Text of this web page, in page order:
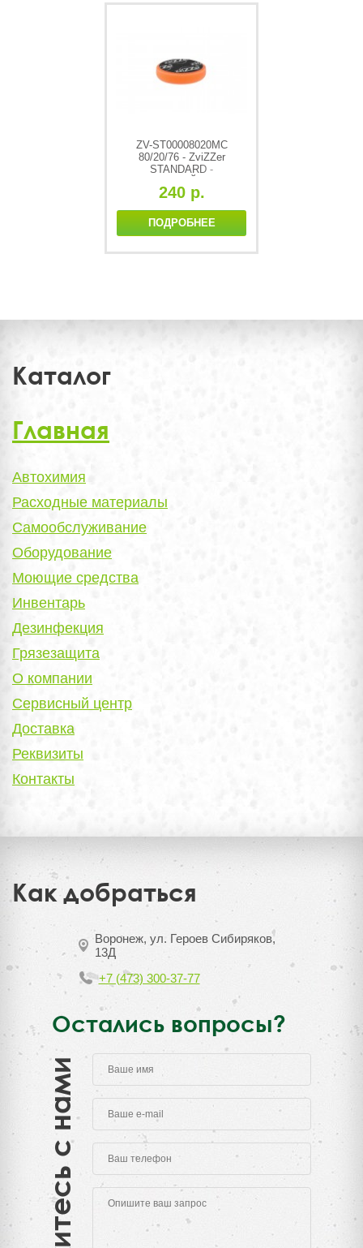
ZV-ST00008020MC
80/20/76 - ZviZZer
STANDARD -
(одношаговый) полир. круг
[medium]
240 р.
ПОДРОБНЕЕ
Каталог
Главная
Автохимия
Расходные материалы
Самообслуживание
Оборудование
Моющие средства
Инвентарь
Дезинфекция
Грязезащита
О компании
Сервисный центр
Доставка
Реквизиты
Контакты
Как добраться
Воронеж, ул. Героев Сибиряков,
13Д
+7 (473) 300-37-77
Остались вопросы?
Свяжитесь с нами